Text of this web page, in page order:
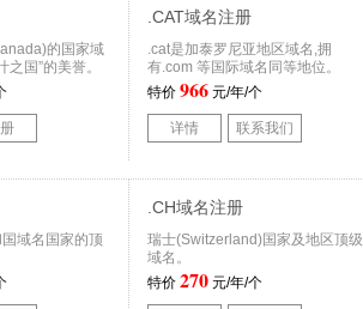
的国家域
之国”的美誉。
.CAT域名注册
.cat是加泰罗尼亚地区域名,拥
有.com 等国际域名同等地位。
特价 966 元/年/个
详情 联系我们
域名国家的顶
.CH域名注册
瑞士(Switzerland)国家及地区顶级
域名。
特价 270 元/年/个